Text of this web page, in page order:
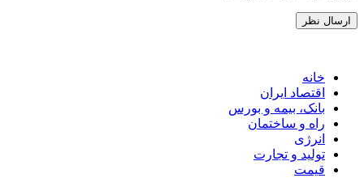
خانه
اقتصاد ایران
بانک، بیمه و بورس
راه و ساختمان
انرژی
تولید و تجارت
قیمت